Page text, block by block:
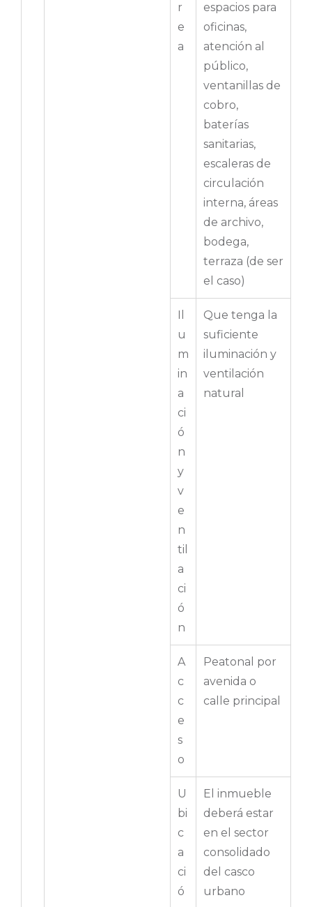
r
e
a
espacios para
oficinas,
atención al
público,
ventanillas de
cobro,
baterías
sanitarias,
escaleras de
circulación
interna, áreas
de archivo,
bodega,
terraza (de ser
el caso)
u
m
in
a
ci
ó
n
y
v
e
n
til
a
ci
ó
n
Que tenga la
suficiente
iluminación y
ventilación
natural
A
c
c
e
s
o
Peatonal por
avenida o
calle principal
U
bi
c
a
ci
ó
El inmueble
deberá estar
en el sector
consolidado
del casco
urbano